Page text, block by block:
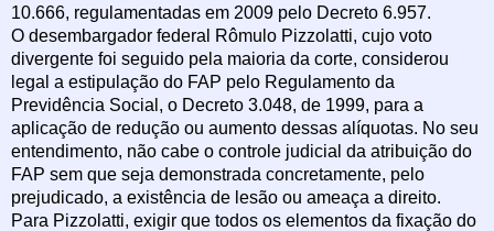
10.666, regulamentadas em 2009 pelo Decreto 6.957.
O desembargador federal Rômulo Pizzolatti, cujo voto
divergente foi seguido pela maioria da corte, considerou
legal a estipulação do FAP pelo Regulamento da
Previdência Social, o Decreto 3.048, de 1999, para a
aplicação de redução ou aumento dessas alíquotas. No seu
entendimento, não cabe o controle judicial da atribuição do
FAP sem que seja demonstrada concretamente, pelo
prejudicado, a existência de lesão ou ameaça a direito.
Para Pizzolatti, exigir que todos os elementos da fixação do